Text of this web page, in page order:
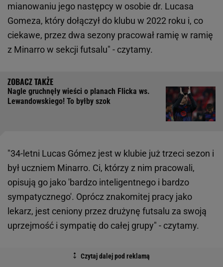
mianowaniu jego następcy w osobie dr. Lucasa
Gomeza, który dołączył do klubu w 2022 roku i, co
ciekawe, przez dwa sezony pracował ramię w ramię
z Minarro w sekcji futsalu" - czytamy.
Nagle gruchnęły wieści o planach Flicka ws.
Lewandowskiego! To byłby szok
"34-letni Lucas Gómez jest w klubie już trzeci sezon i
był uczniem Minarro. Ci, którzy z nim pracowali,
opisują go jako 'bardzo inteligentnego i bardzo
sympatycznego'. Oprócz znakomitej pracy jako
lekarz, jest ceniony przez drużynę futsalu za swoją
uprzejmość i sympatię do całej grupy" - czytamy.